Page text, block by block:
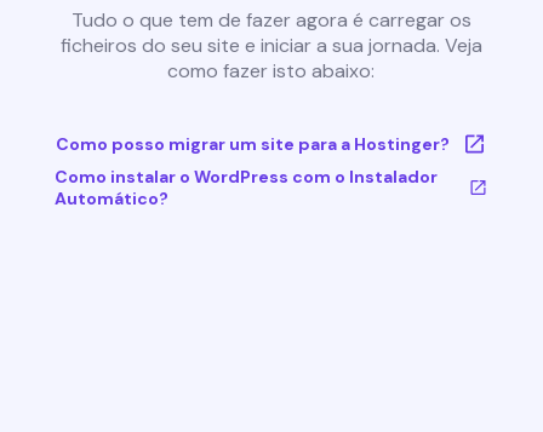
Tudo o que tem de fazer agora é carregar os
ficheiros do seu site e iniciar a sua jornada. Veja
como fazer isto abaixo:
Como posso migrar um site para a Hostinger?
Como instalar o WordPress com o Instalador
Automático?